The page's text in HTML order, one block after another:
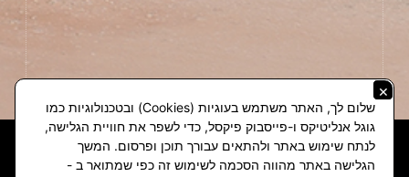
×
שלום לך, האתר משתמש בעוגיות (Cookies) ובטכנולוגיות כמו
גוגל אנליטיקס ו-פייסבוק פיקסל, כדי לשפר את חוויית הגלישה,
לנתח שימוש באתר ולהתאים עבורך תוכן ופרסום. המשך
הגלישה באתר מהווה הסכמה לשימוש זה כפי שמתואר ב -